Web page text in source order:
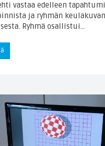
vastaa edelleen
ja ryhmän
Ryhmä osallistui…